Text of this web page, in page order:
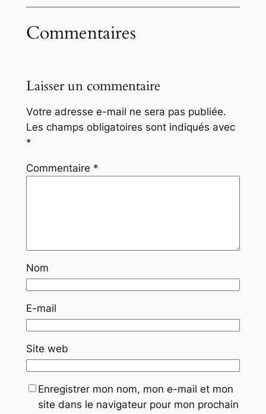
Commentaires
Laisser un commentaire
Votre adresse e-mail ne sera pas publiée.
Les champs obligatoires sont indiqués avec
*
Commentaire *
Nom
E-mail
Site web
Enregistrer mon nom, mon e-mail et mon
site dans le navigateur pour mon prochain